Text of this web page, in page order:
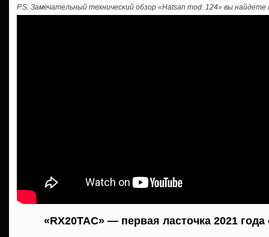
P.S. Замечательный технический обзор «Hatsan mod. 124» вы найдете
«RX20TAC» — первая ласточка 2021